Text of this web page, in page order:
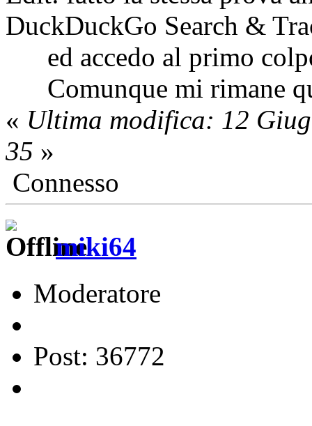
DuckDuckGo Search &
ed accedo al primo
Comunque mi rimane
« Ultima modifica: 12
35 »
Connesso
miki64
Moderatore
Post: 36772